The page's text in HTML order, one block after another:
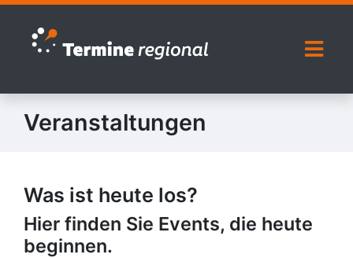
Zur Navigation springen
Zum Inhalt springen
Veranstaltungen
Was ist heute los?
Hier finden Sie Events, die heute
beginnen.